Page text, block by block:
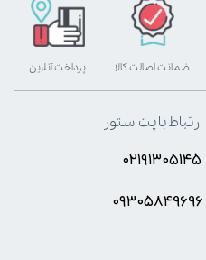
پرداخت آنلاین ضمانت اصالت کالا
ارتباط با پت استور
۰۲۱۹۱۳۰۵۱۴۵
۰۹۳۰۵8۴9696